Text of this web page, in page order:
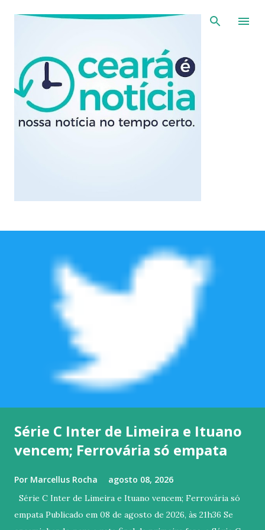
Pular para o conteúdo principal
Série C Inter de Limeira e Ituano
vencem; Ferrovária só empata
Por Marcellus Rocha agosto 08, 2026
Série C Inter de Limeira e Ituano vencem; Ferrovária só
empata Publicado em 08 de agosto de 2026, às 21h36 Se